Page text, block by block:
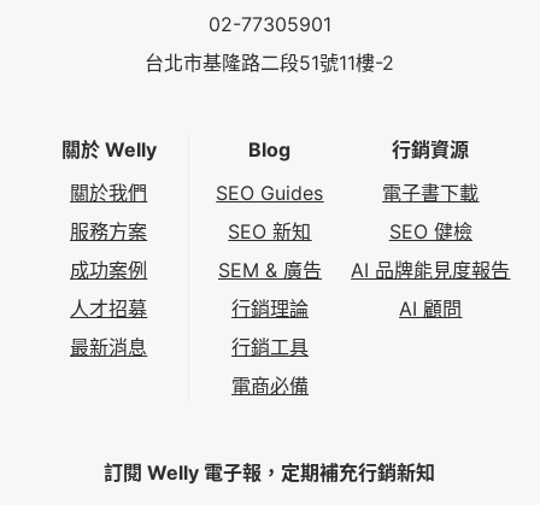
02-77305901
台北市基隆路二段51號11樓-2
關於 Welly
關於我們
服務方案
成功案例
人才招募
最新消息
Blog
SEO Guides
SEO 新知
SEM & 廣告
行銷理論
行銷工具
電商必備
行銷資源
電子書下載
SEO 健檢
AI 品牌能見度報告
AI 顧問
訂閱 Welly 電子報，定期補充行銷新知